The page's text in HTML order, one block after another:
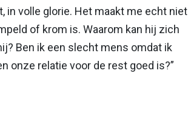
in volle glorie. Het maakt me echt niet
of krom is. Waarom kan hij zich
Ben ik een slecht mens omdat ik
onze relatie voor de rest goed is?”